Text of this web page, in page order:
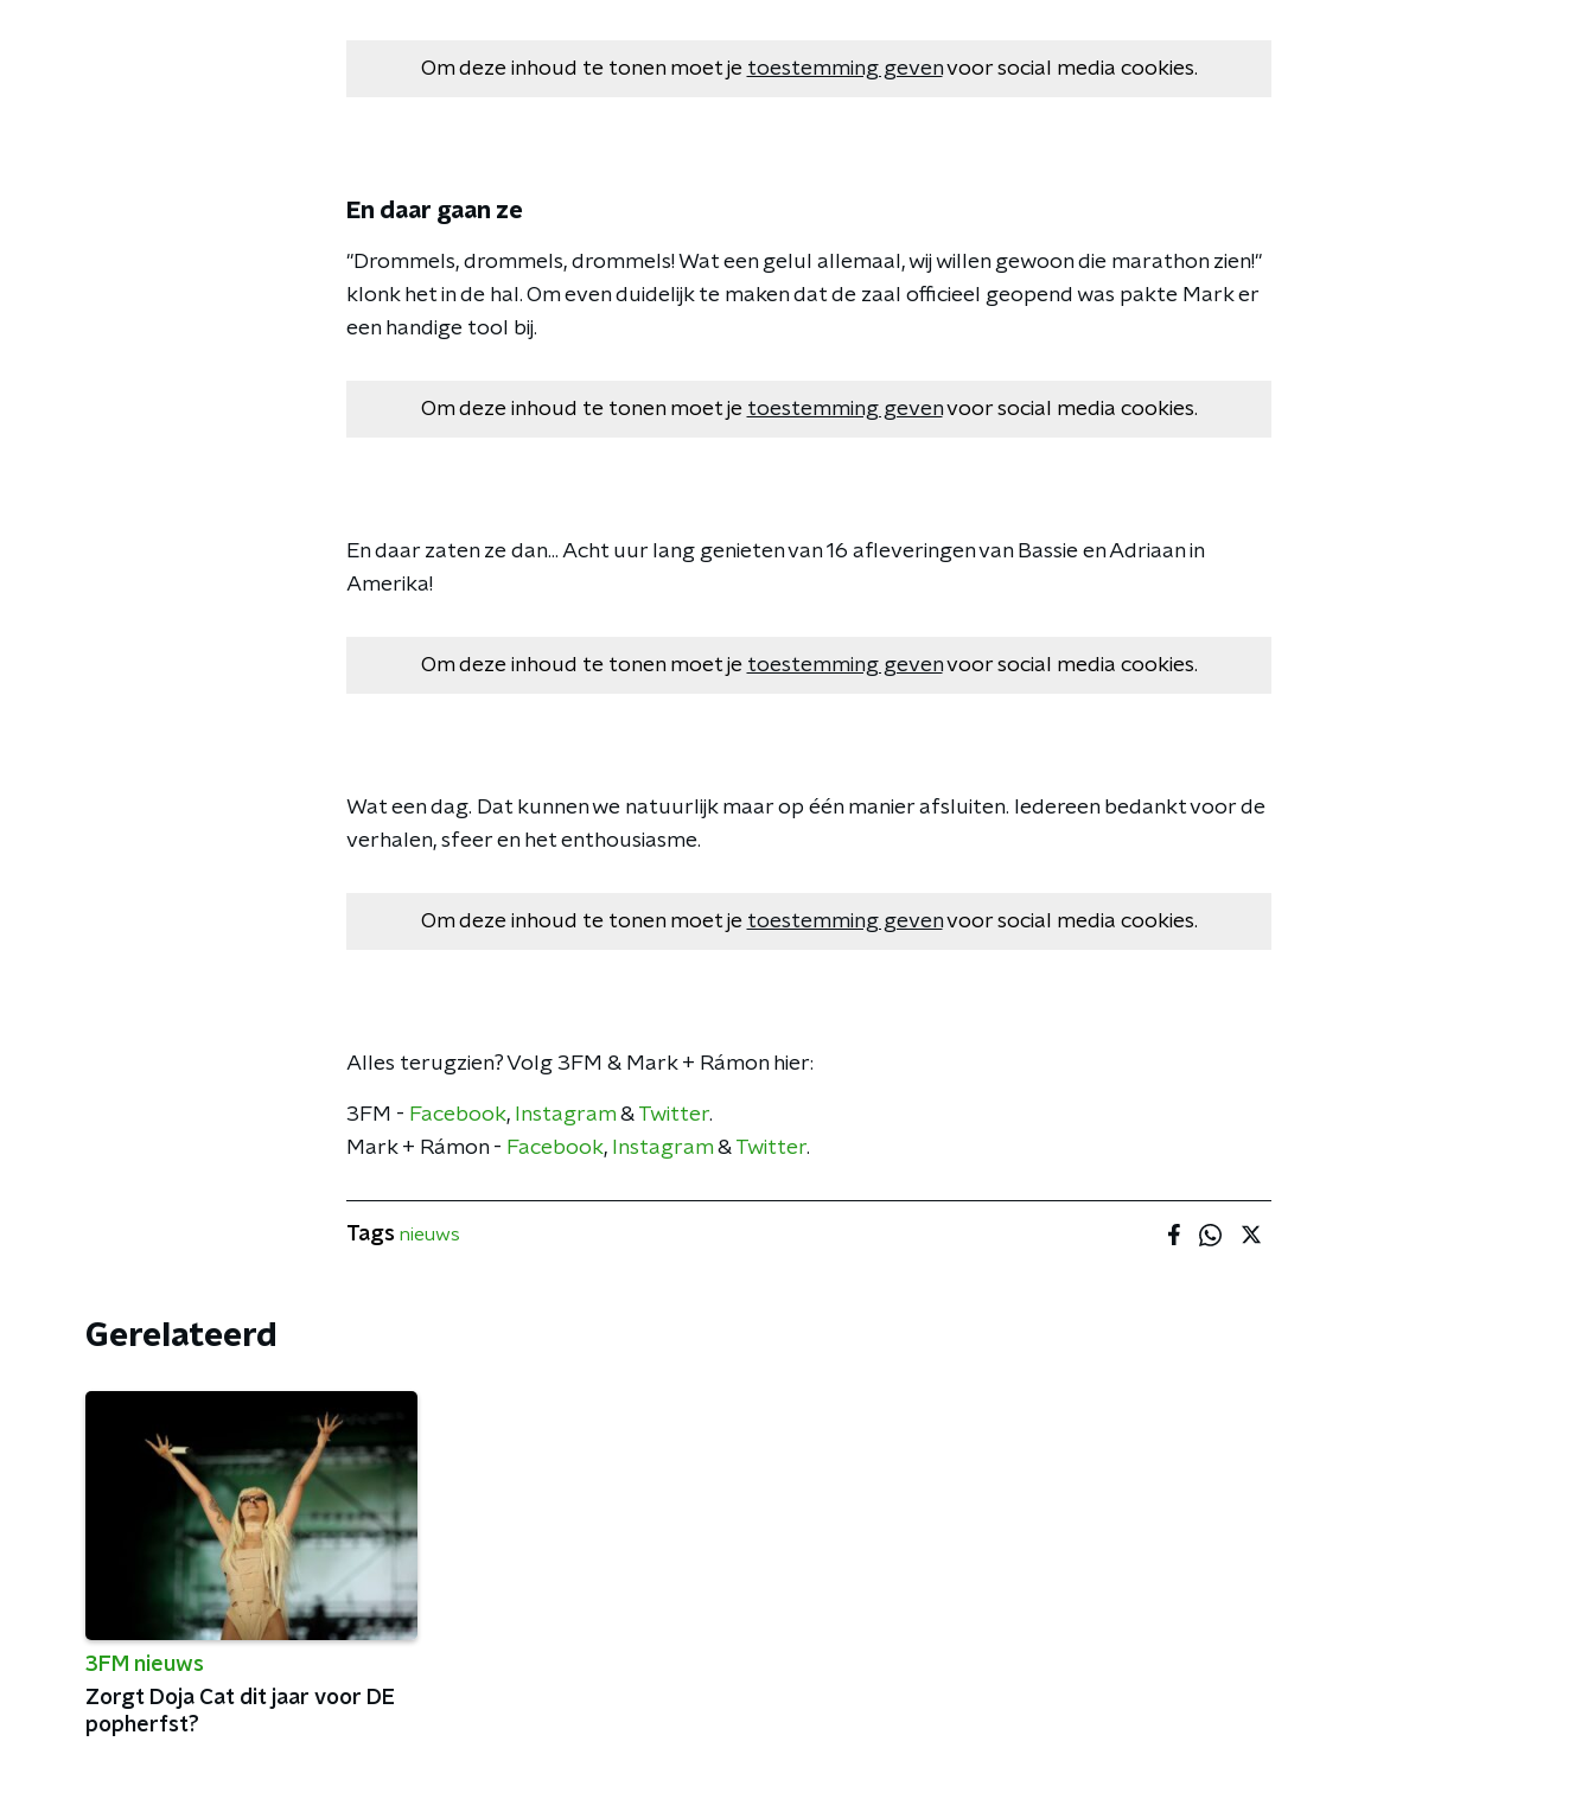
Om deze inhoud te tonen moet je toestemming gevenvoor social media cookies.
En daar gaan ze
"Drommels, drommels, drommels! Wat een gelul allemaal, wij willen gewoon die marathon zien!"
klonk het in de hal. Om even duidelijk te maken dat de zaal officieel geopend was pakte Mark er
een handige tool bij.
Om deze inhoud te tonen moet je toestemming gevenvoor social media cookies.
En daar zaten ze dan... Acht uur lang genieten van 16 afleveringen van Bassie en Adriaan in
Amerika!
Om deze inhoud te tonen moet je toestemming gevenvoor social media cookies.
Wat een dag. Dat kunnen we natuurlijk maar op één manier afsluiten. Iedereen bedankt voor de
verhalen, sfeer en het enthousiasme.
Om deze inhoud te tonen moet je toestemming gevenvoor social media cookies.
Alles terugzien? Volg 3FM & Mark + Rámon hier:
3FM - Facebook, Instagram & Twitter.
Mark + Rámon - Facebook, Instagram & Twitter.
Tags nieuws
Gerelateerd
3FM nieuws
Zorgt Doja Cat dit jaar voor DE
popherfst?